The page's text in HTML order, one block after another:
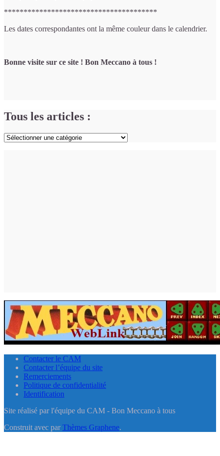
***************************************
Les dates correspondantes ont la même couleur dans le calendrier.
Bonne visite sur ce site ! Bon Meccano à tous !
Tous les articles :
Tous
Contacter le CAM
Contacter l’équipe du site
Remerciements
Politique de confidentialité
Identification
Site réalisé par l'équipe du CAM - Bon Meccano à tous
Construit avec parThèmes Graphene.